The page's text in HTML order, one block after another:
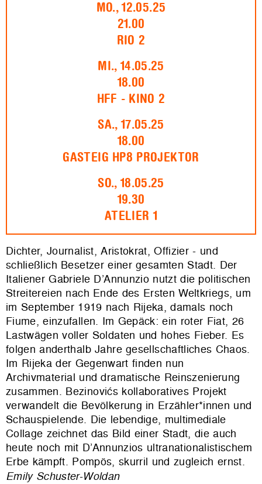
MO., 12.05.25
21.00
RIO 2
MI., 14.05.25
18.00
HFF - KINO 2
SA., 17.05.25
18.00
GASTEIG HP8 PROJEKTOR
SO., 18.05.25
19.30
ATELIER 1
Dichter, Journalist, Aristokrat, Offizier - und
schließlich Besetzer einer gesamten Stadt. Der
Italiener Gabriele D’Annunzio nutzt die politischen
Streitereien nach Ende des Ersten Weltkriegs, um
im September 1919 nach Rijeka, damals noch
Fiume, einzufallen. Im Gepäck: ein roter Fiat, 26
Lastwägen voller Soldaten und hohes Fieber. Es
folgen anderthalb Jahre gesellschaftliches Chaos.
Im Rijeka der Gegenwart finden nun
Archivmaterial und dramatische Reinszenierung
zusammen. Bezinovićs kollaboratives Projekt
verwandelt die Bevölkerung in Erzähler*innen und
Schauspielende. Die lebendige, multimediale
Collage zeichnet das Bild einer Stadt, die auch
heute noch mit D’Annunzios ultranationalistischem
Erbe kämpft. Pompös, skurril und zugleich ernst.
Emily Schuster-Woldan